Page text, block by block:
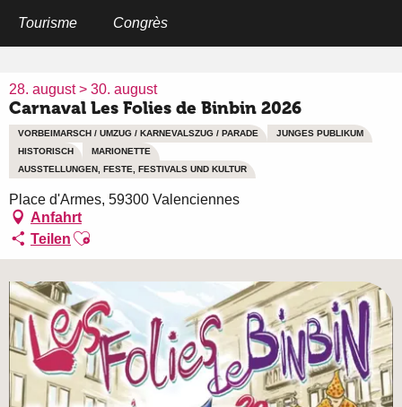
Tourisme Congrès
28. august > 30. august
Carnaval Les Folies de Binbin 2026
VORBEIMARSCH / UMZUG / KARNEVALSZUG / PARADE
JUNGES PUBLIKUM
HISTORISCH
MARIONETTE
AUSSTELLUNGEN, FESTE, FESTIVALS UND KULTUR
Place d'Armes, 59300 Valenciennes
Anfahrt
Teilen Ajouter aux favoris